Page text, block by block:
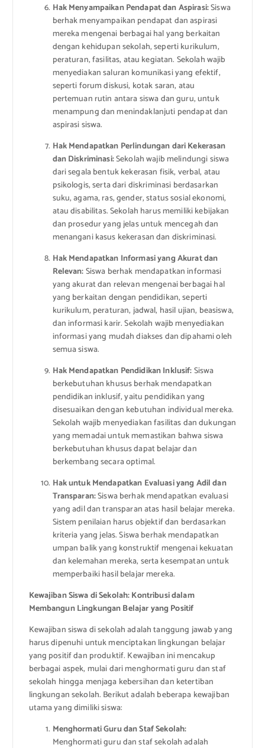
Hak Menyampaikan Pendapat dan Aspirasi:Siswa
berhak menyampaikan pendapat dan aspirasi
mereka mengenai berbagai hal yang berkaitan
dengan kehidupan sekolah, seperti kurikulum,
peraturan, fasilitas, atau kegiatan. Sekolah wajib
menyediakan saluran komunikasi yang efektif,
seperti forum diskusi, kotak saran, atau
pertemuan rutin antara siswa dan guru, untuk
menampung dan menindaklanjuti pendapat dan
aspirasi siswa.
Hak Mendapatkan Perlindungan dari Kekerasan
dan Diskriminasi:Sekolah wajib melindungi siswa
dari segala bentuk kekerasan fisik, verbal, atau
psikologis, serta dari diskriminasi berdasarkan
suku, agama, ras, gender, status sosial ekonomi,
atau disabilitas. Sekolah harus memiliki kebijakan
dan prosedur yang jelas untuk mencegah dan
menangani kasus kekerasan dan diskriminasi.
Hak Mendapatkan Informasi yang Akurat dan
Relevan:Siswa berhak mendapatkan informasi
yang akurat dan relevan mengenai berbagai hal
yang berkaitan dengan pendidikan, seperti
kurikulum, peraturan, jadwal, hasil ujian, beasiswa,
dan informasi karir. Sekolah wajib menyediakan
informasi yang mudah diakses dan dipahami oleh
semua siswa.
Hak Mendapatkan Pendidikan Inklusif:Siswa
berkebutuhan khusus berhak mendapatkan
pendidikan inklusif, yaitu pendidikan yang
disesuaikan dengan kebutuhan individual mereka.
Sekolah wajib menyediakan fasilitas dan dukungan
yang memadai untuk memastikan bahwa siswa
berkebutuhan khusus dapat belajar dan
berkembang secara optimal.
Hak untuk Mendapatkan Evaluasi yang Adil dan
Transparan:Siswa berhak mendapatkan evaluasi
yang adil dan transparan atas hasil belajar mereka.
Sistem penilaian harus objektif dan berdasarkan
kriteria yang jelas. Siswa berhak mendapatkan
umpan balik yang konstruktif mengenai kekuatan
dan kelemahan mereka, serta kesempatan untuk
memperbaiki hasil belajar mereka.
Kewajiban Siswa di Sekolah: Kontribusi dalam
Membangun Lingkungan Belajar yang Positif
Kewajiban siswa di sekolah adalah tanggung jawab yang
harus dipenuhi untuk menciptakan lingkungan belajar
yang positif dan produktif. Kewajiban ini mencakup
berbagai aspek, mulai dari menghormati guru dan staf
sekolah hingga menjaga kebersihan dan ketertiban
lingkungan sekolah. Berikut adalah beberapa kewajiban
utama yang dimiliki siswa:
Menghormati Guru dan Staf Sekolah:
Menghormati guru dan staf sekolah adalah